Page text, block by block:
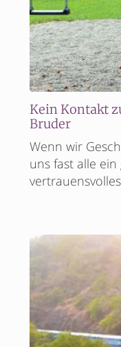
Kein Kontakt
Bruder
Wenn wir
uns fast alle